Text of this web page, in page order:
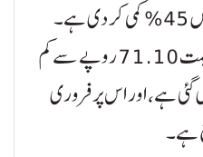
اسٹیشنز کے بجلی کے نرخوں میں 45% کمی کر دی ہے۔
اس فیصلے کے تحت فی یونٹ قیمت 71.10 روپے سے کم
کر دی گئی ہے، اور اس پر فروری
ہے۔